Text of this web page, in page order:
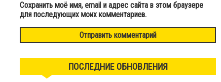
Сохранить моё имя, email и адрес сайта в этом браузере
для последующих моих комментариев.
ПОСЛЕДНИЕ ОБНОВЛЕНИЯ